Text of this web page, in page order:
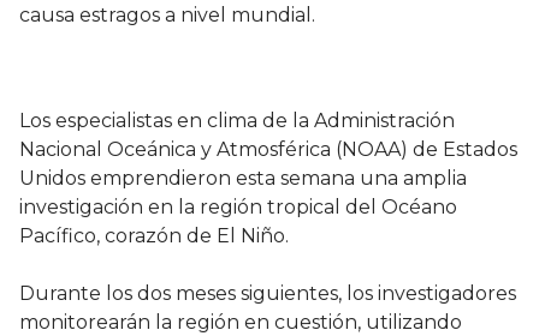
causa estragos a nivel mundial.
Los especialistas en clima de la Administración
Nacional Oceánica y Atmosférica (NOAA) de Estados
Unidos emprendieron esta semana una amplia
investigación en la región tropical del Océano
Pacífico, corazón de El Niño.
Durante los dos meses siguientes, los investigadores
monitorearán la región en cuestión, utilizando